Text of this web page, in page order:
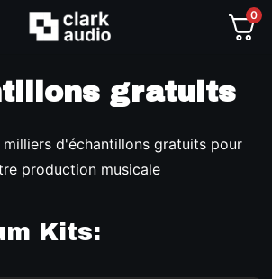
0
gratuits
d'échantillons gratuits pour
production musicale
Kits: